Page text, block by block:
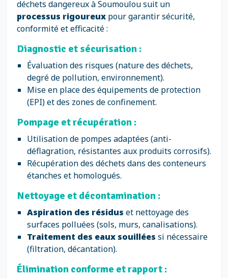
déchets dangereux à Soumoulou suit un
processus rigoureux pour garantir sécurité,
conformité et efficacité :
Diagnostic et sécurisation :
Évaluation des risques (nature des déchets,
degré de pollution, environnement).
Mise en place des équipements de protection
(EPI) et des zones de confinement.
Pompage et récupération :
Utilisation de pompes adaptées (anti-
déflagration, résistantes aux produits corrosifs).
Récupération des déchets dans des conteneurs
étanches et homologués.
Nettoyage et décontamination :
Aspiration des résidus et nettoyage des
surfaces polluées (sols, murs, canalisations).
Traitement des eaux souillées si nécessaire
(filtration, décantation).
Élimination conforme et rapport :